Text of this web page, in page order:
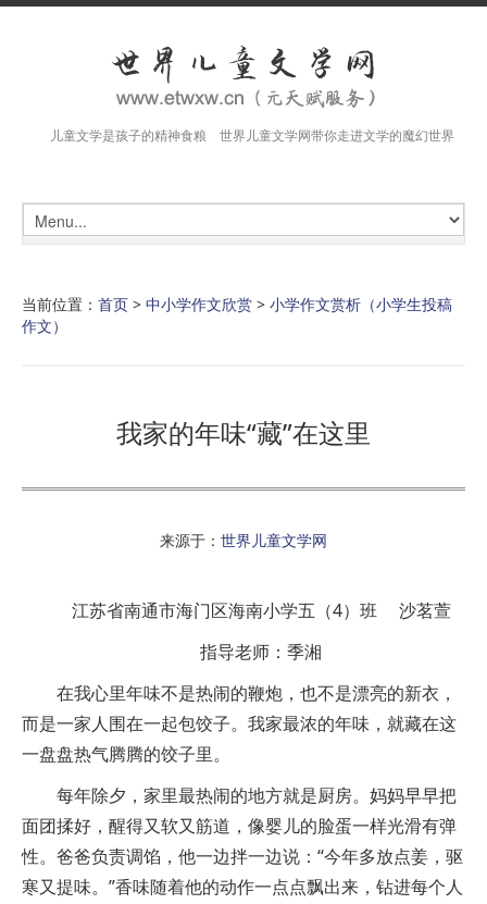
儿童文学是孩子的精神食粮 世界儿童文学网带你走进文学的魔幻世界
当前位置： 首页 > 中小学作文欣赏 > 小学作文赏析（小学生投稿
作文）
我家的年味“藏”在这里
来源于： 世界儿童文学网
江苏省南通市海门区海南小学五（4）班 沙茗萱
指导老师：季湘
在我心里年味不是热闹的鞭炮，也不是漂亮的新衣，
而是一家人围在一起包饺子。我家最浓的年味，就藏在这
一盘盘热气腾腾的饺子里。
每年除夕，家里最热闹的地方就是厨房。妈妈早早把
面团揉好，醒得又软又筋道，像婴儿的脸蛋一样光滑有弹
性。爸爸负责调馅，他一边拌一边说：“今年多放点姜，驱
寒又提味。”香味随着他的动作一点点飘出来，钻进每个人